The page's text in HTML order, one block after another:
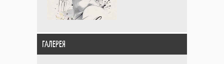
ГАЛЕРЕЯ